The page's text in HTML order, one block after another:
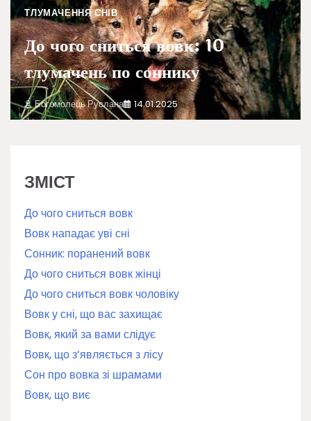
ТЛУМАЧЕННЯ СНІВ
До чого сниться вовк: 10
тлумачень по соннику
Богомолець Руслана 14.01.2025
ЗМІСТ
До чого сниться вовк
Вовк нападає уві сні
Сонник: поранений вовк
До чого сниться вовк жінці
До чого сниться вовк чоловіку
Вовк у сні, що вас захищає
Вовк, який за вами слідує
Вовк, що з’являється з лісу
Сон про вовка зі шрамами
Вовк, що виє